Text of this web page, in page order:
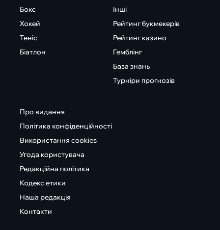
Бокс
Хокей
Теніс
Біатлон
Інші
Рейтинг букмекерів
Рейтинг казино
Гемблінг
База знань
Турніри прогнозів
Про видання
Політика конфіденційності
Використання cookies
Угода користувача
Редакційна політика
Кодекс етики
Наша редакція
Контакти